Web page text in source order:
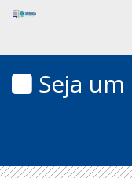
Seja